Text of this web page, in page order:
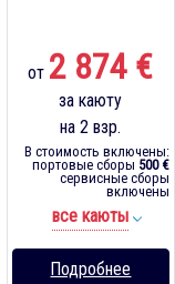
от 2 874 €
за каюту
на 2 взр.
В стоимость включены:
портовые сборы 500 €
сервисные сборы
включены
все каюты
Подробнее